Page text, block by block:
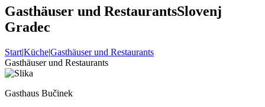
Gasthäuser und RestaurantsSlovenj
Gradec
Start|Küche|Gasthäuser und Restaurants
Gasthäuser und Restaurants
Gasthaus Bučinek